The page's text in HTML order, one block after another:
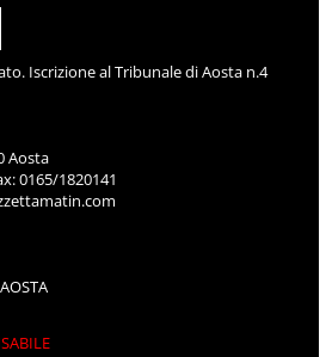
Iscrizione al Tribunale di Aosta n.4
Aosta
0165/1820141